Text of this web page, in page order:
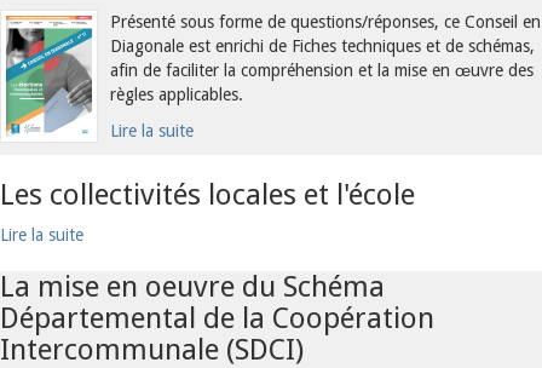
Présenté sous forme de questions/réponses, ce Conseil en
Diagonale est enrichi de Fiches techniques et de schémas,
afin de faciliter la compréhension et la mise en œuvre des
règles applicables.
Lire la suite
Les collectivités locales et l'école
Lire la suite
La mise en oeuvre du Schéma
Départemental de la Coopération
Intercommunale (SDCI)